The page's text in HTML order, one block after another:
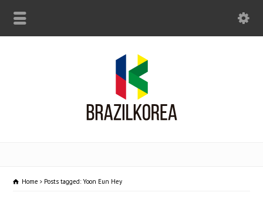
Home Posts tagged: Yoon Eun Hey